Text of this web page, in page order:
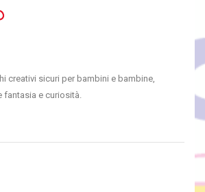
creativi sicuri per bambini e bambine,
e curiosità.